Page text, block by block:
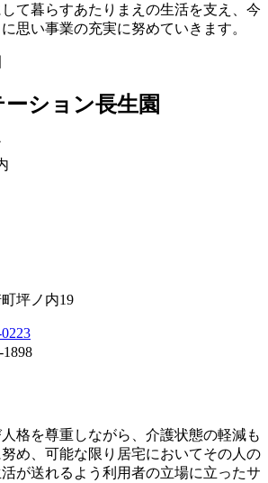
て暮らすあたりまえの生活を支え、今
思い事業の充実に努めていきます。
ション長生園
坪ノ内19
格を尊重しながら、介護状態の軽減も
め、可能な限り居宅においてその人の
が送れるよう利用者の立場に立ったサ